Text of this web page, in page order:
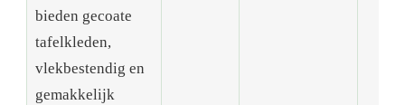
bieden gecoate
tafelkleden,
vlekbestendig en
gemakkelijk